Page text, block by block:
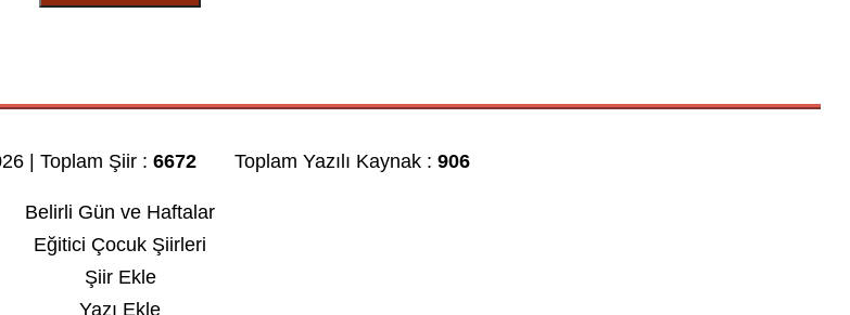
| Toplam Şiir :6672 Toplam Yazılı Kaynak :906
Belirli Gün ve Haftalar
Eğitici Çocuk Şiirleri
Şiir Ekle
Yazı Ekle